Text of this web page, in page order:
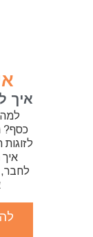
איך
כסף?
לחבר,